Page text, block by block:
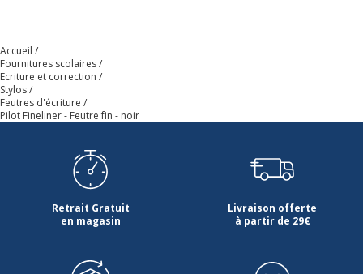
Accueil
Fournitures scolaires
Ecriture et correction
Stylos
Feutres d'écriture
Pilot Fineliner - Feutre fin - noir
Retrait Gratuit
en magasin
Livraison offerte
à partir de 29€